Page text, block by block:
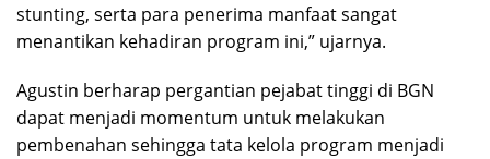
stunting, serta para penerima manfaat sangat
menantikan kehadiran program ini,” ujarnya.
Agustin berharap pergantian pejabat tinggi di BGN
dapat menjadi momentum untuk melakukan
pembenahan sehingga tata kelola program menjadi